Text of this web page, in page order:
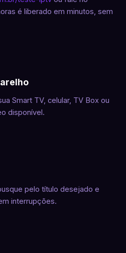
é liberado em minutos, sem
Smart TV, celular, TV Box ou
disponível.
pelo título desejado e
interrupções.